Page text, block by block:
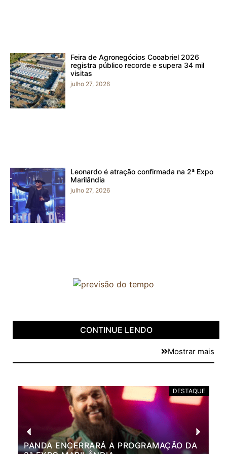
Feira de Agronegócios Cooabriel 2026
registra público recorde e supera 34 mil
visitas
julho 27, 2026
Leonardo é atração confirmada na 2ª Expo
Marilândia
julho 27, 2026
CONTINUE LENDO
Mostrar mais
DESTAQUE
PANDA ENCERRARÁ A PROGRAMAÇÃO DA